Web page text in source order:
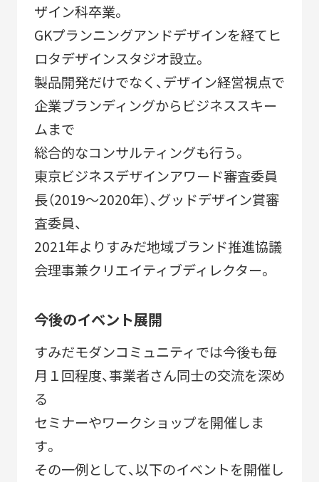
ザイン科卒業。
GKプランニングアンドデザインを経てヒ
ロタデザインスタジオ設立。
製品開発だけでなく、デザイン経営視点で
企業ブランディングからビジネススキー
ムまで
総合的なコンサルティングも行う。
東京ビジネスデザインアワード審査委員
長（2019〜2020年）、グッドデザイン賞審
査委員、
2021年よりすみだ地域ブランド推進協議
会理事兼クリエイティブディレクター。
今後のイベント展開
すみだモダンコミュニティでは今後も毎
月１回程度、事業者さん同士の交流を深め
る
セミナーやワークショップを開催しま
す。
その一例として、以下のイベントを開催し